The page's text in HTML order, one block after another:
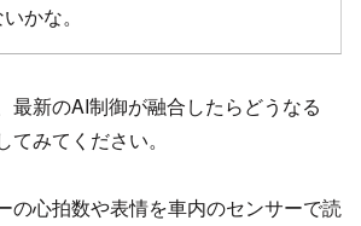
かな。
最新のAI制御が融合したらどうなる
みてください。
の心拍数や表情を車内のセンサーで読